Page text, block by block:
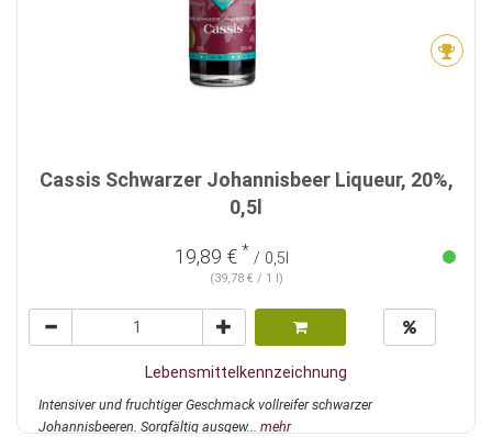
Cassis Schwarzer Johannisbeer Liqueur, 20%,
0,5l
19,89 € * / 0,5l
(39,78 € / 1 l)
Lebensmittelkennzeichnung
Intensiver und fruchtiger Geschmack vollreifer schwarzer
Johannisbeeren. Sorgfältig ausgew... mehr